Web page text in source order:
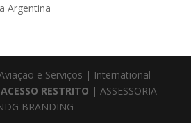
Argentina
e Serviços | International
ACESSO RESTRITO | ASSESSORIA
BRANDING